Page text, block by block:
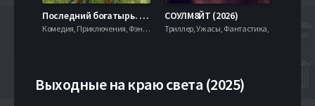
Последний богатырь. Колобок (2026)
Комедия, Приключения, Фэнтези,
СОУЛМ8ЙТ (2026)
Триллер, Ужасы, Фантастика,
Выходные на краю света (2025)